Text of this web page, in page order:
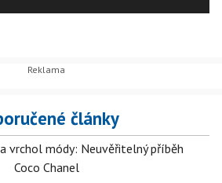
články
vrchol módy: Neuvěřitelný příběh
Coco Chanel